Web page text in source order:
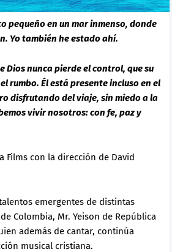
pequeño en un mar inmenso, donde
Yo también he estado ahí.
Dios nunca pierde el control, que su
rumbo. Él está presente incluso en el
disfrutando del viaje, sin miedo a la
vivir nosotros: con fe, paz y
Films con la dirección de David
emergentes de distintas
Colombia, Mr. Yeison de República
además de cantar, continúa
musical cristiana.